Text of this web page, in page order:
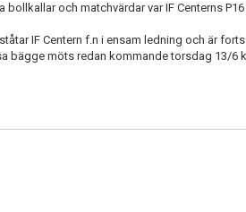
och matchvärdar var IF Centerns
IF Centern f.n i ensam ledning och är
bägge möts redan kommande torsdag 13/6